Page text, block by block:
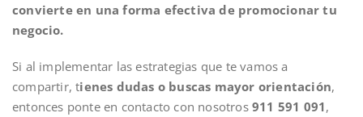
convierte en una forma efectiva de promocionar tu
negocio.
Si al implementar las estrategias que te vamos a
compartir, tienes dudas o buscas mayor orientación,
entonces ponte en contacto con nosotros 911 591 091,